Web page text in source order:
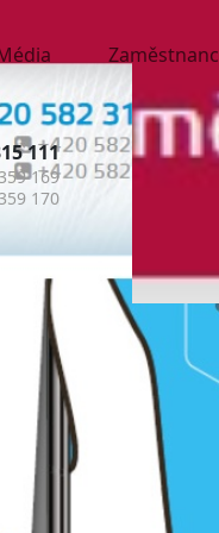
111
169
170